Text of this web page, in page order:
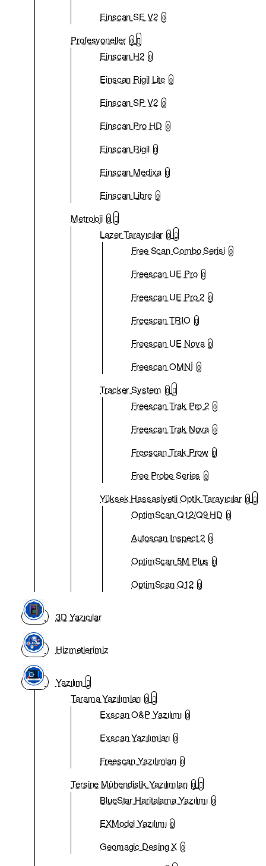
Einscan SE V2 0
Profesyoneller 0
Einscan H2 0
Einscan Rigil Lite 0
Einscan SP V2 0
Einscan Pro HD 0
Einscan Rigil 0
Einscan Medixa 0
Einscan Libre 0
Metroloji 0
Lazer Tarayıcılar 0
Free Scan Combo Serisi 0
Freescan UE Pro 0
Freescan UE Pro 2 0
Freescan TRIO 0
Freescan UE Nova 0
Freescan OMNİ 0
Tracker System 0
Freescan Trak Pro 2 0
Freescan Trak Nova 0
Freescan Trak Prow 0
Free Probe Series 0
Yüksek Hassasiyetli Optik Tarayıcılar 0
OptimScan Q12/Q9 HD 0
Autoscan Inspect 2 0
OptimScan 5M Plus 0
OptimScan Q12 0
3D Yazıcılar
Hizmetlerimiz
Yazılım
Tarama Yazılımları 0
Exscan O&P Yazılımı 0
Exscan Yazılımları 0
Freescan Yazılımları 0
Tersine Mühendislik Yazılımları 0
BlueStar Haritalama Yazılımı 0
EXModel Yazılımı 0
Geomagic Desing X 0